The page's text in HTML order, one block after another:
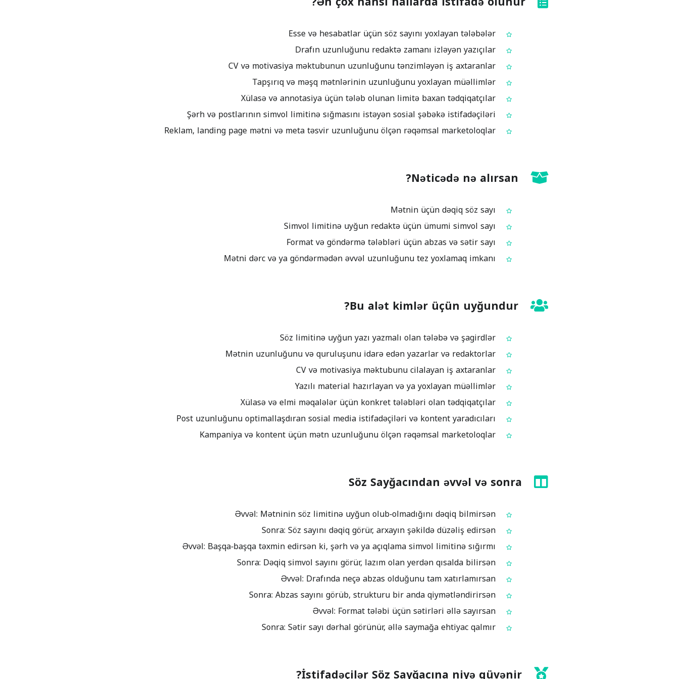
Esse və hesabatlar üçün söz sayını yoxlayan tələbələr
Drafın uzunluğunu redaktə zamanı izləyən yazıçılar
CV və motivasiya məktubunun uzunluğunu tənzimləyən iş axtaranlar
Tapşırıq və məşq mətnlərinin uzunluğunu yoxlayan müəllimlər
Xülasə və annotasiya üçün tələb olunan limitə baxan tədqiqatçılar
Reklam, landing page mətni və meta təsvir uzunluğunu ölçən rəqəmsal marketoloqlar
Nəticədə nə alırsan?
Bu alət kimlər üçün uyğundur?
Söz limitinə uyğun yazı yazmalı olan tələbə və şagirdlər
Mətnin uzunluğunu və quruluşunu idarə edən yazarlar və redaktorlar
CV və motivasiya məktubunu cilalayan iş axtaranlar
Yazılı material hazırlayan və ya yoxlayan müəllimlər
Xülasə və elmi məqalələr üçün konkret tələbləri olan tədqiqatçılar
Kampaniya və kontent üçün mətn uzunluğunu ölçən rəqəmsal marketoloqlar
Söz Sayğacından əvvəl və sonra
Əvvəl: Mətninin söz limitinə uyğun olub‑olmadığını dəqiq bilmirsən
Sonra: Söz sayını dəqiq görür, arxayın şəkildə düzəliş edirsən
Sonra: Dəqiq simvol sayını görür, lazım olan yerdən qısalda bilirsən
Əvvəl: Drafında neçə abzas olduğunu tam xatırlamırsan
Sonra: Abzas sayını görüb, strukturu bir anda qiymətləndirirsən
Əvvəl: Format tələbi üçün sətirləri əllə sayırsan
Sonra: Sətir sayı dərhal görünür, əllə saymağa ehtiyac qalmır
İstifadəçilər Söz Sayğacına niyə güvənir?